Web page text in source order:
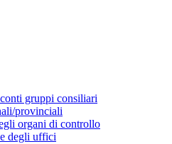
gruppi consiliari
provinciali
organi di controllo
degli uffici